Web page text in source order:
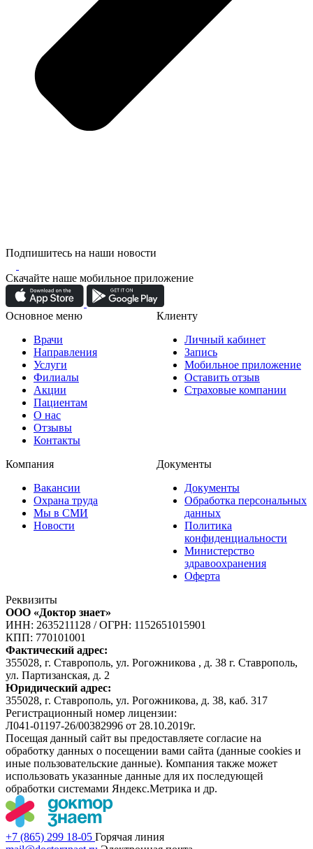
Подпишитесь на наши новости
Скачайте наше мобильное приложение
Основное меню
Врачи
Направления
Услуги
Филиалы
Акции
Пациентам
О нас
Отзывы
Контакты
Клиенту
Личный кабинет
Запись
Мобильное приложение
Оставить отзыв
Страховые компании
Компания
Вакансии
Охрана труда
Мы в СМИ
Новости
Документы
Документы
Обработка персональных
данных
Политика
конфиденциальности
Министерство
здравоохранения
Оферта
Реквизиты
ООО «Доктор знает»
ИНН: 2635211128 /ОГРН: 1152651015901
КПП: 770101001
Фактический адрес:
355028, г. Ставрополь, ул. Рогожникова , д. 38 г. Ставрополь,
ул. Партизанская, д. 2
Юридический адрес:
355028, г. Ставрополь, ул. Рогожникова, д. 38, каб. 317
Регистрационный номер лицензии:
Л041-01197-26/00382996 от 28.10.2019г.
Посещая данный сайт вы предоставляете согласие на
обработку данных о посещении вами сайта (данные cookies и
иные пользовательские данные). Компания также может
использовать указанные данные для их последующей
обработки системами Яндекс.Метрика и др.
+7 (865) 299 18-05 Горячая линия